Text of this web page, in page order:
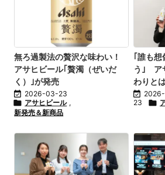
無ろ過製法の贅沢な味わい！
アサヒビール｢贅濁（ぜいだ
く）｣が発売
 2026-03-23
 アサヒビール ,
新発売＆新商品
｢誰も
う｣ ア
わりと

23
